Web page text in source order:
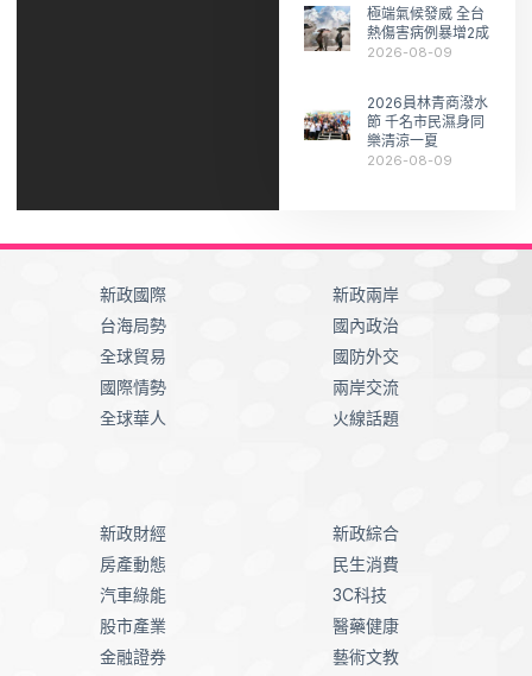
極端氣候發威 全台
熱傷害病例暴增2成
2026-08-09
2026員林青商潑水
節 千名市民濕身同
樂清涼一夏
2026-08-09
新政國際
台海局勢
全球貿易
國際情勢
全球華人
新政兩岸
國內政治
國防外交
兩岸交流
火線話題
新政財經
房產動態
汽車綠能
股市產業
金融證券
新政綜合
民生消費
3C科技
醫藥健康
藝術文教